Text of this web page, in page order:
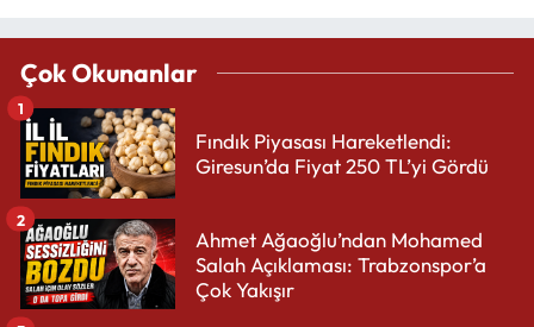
Çok Okunanlar
Fındık Piyasası Hareketlendi:
Giresun’da Fiyat 250 TL’yi Gördü
1
Ahmet Ağaoğlu’ndan Mohamed
Salah Açıklaması: Trabzonspor’a
Çok Yakışır
2